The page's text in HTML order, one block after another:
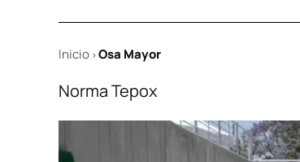
Inicio >Osa Mayor
Norma Tepox